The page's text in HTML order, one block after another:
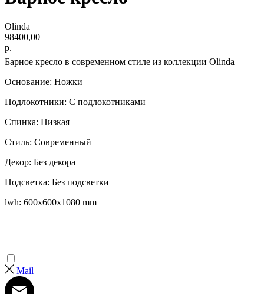
Olinda
98400,00
р.
Барное кресло в современном стиле из коллекции Olinda
Основание: Ножки
Подлокотники: С подлокотниками
Спинка: Низкая
Стиль: Современный
Декор: Без декора
Подсветка: Без подсветки
lwh: 600x600x1080 mm
Mail